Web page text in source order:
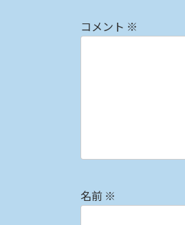
コメント ※
名前 ※